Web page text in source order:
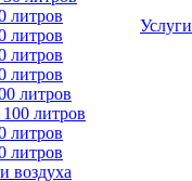
литров
литров
литров
литров
литров
литров
литров
литров
Услуги